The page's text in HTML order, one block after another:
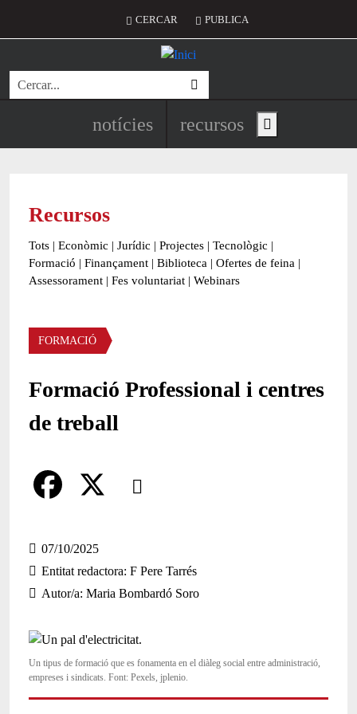
Menú del compte d'usuari
CERCAR PUBLICA
Cerca
Navegació principal de
notícies recursos Show main menu
Recursos
Tots | Econòmic | Jurídic | Projectes | Tecnològic |
Formació | Finançament | Biblioteca | Ofertes de feina |
Assessorament | Fes voluntariat | Webinars
Àmbit
FORMACIÓ
Formació Professional i centres
de treball
Comparteix
a
c
b
o
07/10/2025
Entitat redactora F Pere Tarrés
Autor/a Maria Bombardó Soro
Un tipus de formació que es fonamenta en el diàleg social entre administració,
empreses i sindicats. Font: Pexels, jplenio.